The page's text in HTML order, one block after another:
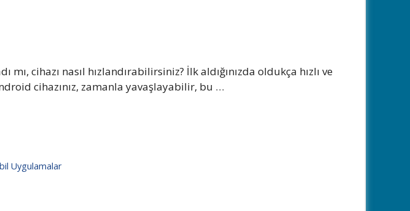
mı, cihazı nasıl hızlandırabilirsiniz? İlk aldığınızda oldukça hızlı ve
cihazınız, zamanla yavaşlayabilir, bu …
Uygulamalar